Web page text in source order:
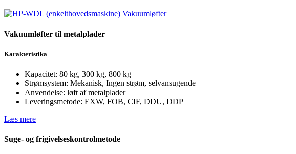
Vakuumløfter til metalplader
Karakteristika
Kapacitet: 80 kg, 300 kg, 800 kg
Strømsystem: Mekanisk, Ingen strøm, selvansugende
Anvendelse: løft af metalplader
Leveringsmetode: EXW, FOB, CIF, DDU, DDP
Læs mere
Suge- og frigivelseskontrolmetode